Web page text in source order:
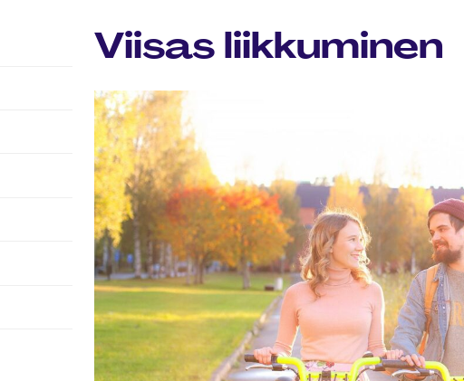
Viisas liikkuminen